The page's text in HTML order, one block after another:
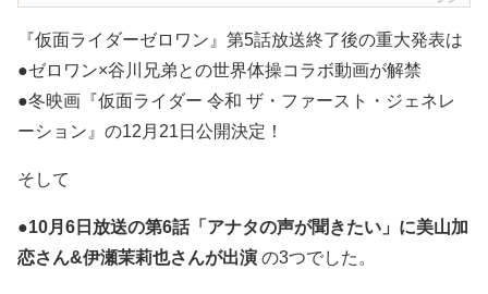
『仮面ライダーゼロワン』第5話放送終了後の重大発表は
●ゼロワン×谷川兄弟との世界体操コラボ動画が解禁
●冬映画『仮面ライダー 令和 ザ・ファースト・ジェネレ
ーション』の12月21日公開決定！
そして
●10月6日放送の第6話「アナタの声が聞きたい」に美山加
恋さん&伊瀬茉莉也さんが出演 の3つでした。